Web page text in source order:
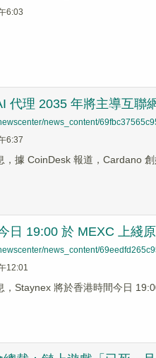
6:03
代理 2035 年將主導互聯
news_content/
6:37
，據 CoinDesk 報道，Cardano
日 19:00 於 MEXC 上綫
news_content/
12:01
，Staynex 將於香港時間今日